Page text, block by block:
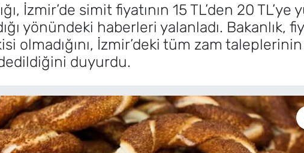
İzmir’de simit fiyatının 15 TL’den 20
yönündeki haberleri yalanladı. Bakanlık,
olmadığını, İzmir’deki tüm zam
duyurdu.